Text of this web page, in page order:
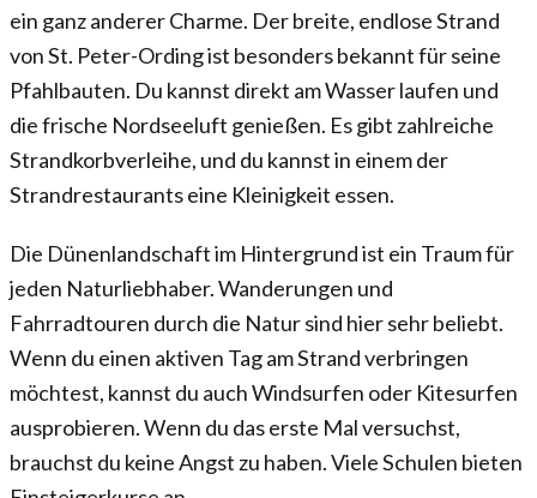
ein ganz anderer Charme. Der breite, endlose Strand
von St. Peter-Ording ist besonders bekannt für seine
Pfahlbauten. Du kannst direkt am Wasser laufen und
die frische Nordseeluft genießen. Es gibt zahlreiche
Strandkorbverleihe, und du kannst in einem der
Strandrestaurants eine Kleinigkeit essen.
Die Dünenlandschaft im Hintergrund ist ein Traum für
jeden Naturliebhaber. Wanderungen und
Fahrradtouren durch die Natur sind hier sehr beliebt.
Wenn du einen aktiven Tag am Strand verbringen
möchtest, kannst du auch Windsurfen oder Kitesurfen
ausprobieren. Wenn du das erste Mal versuchst,
brauchst du keine Angst zu haben. Viele Schulen bieten